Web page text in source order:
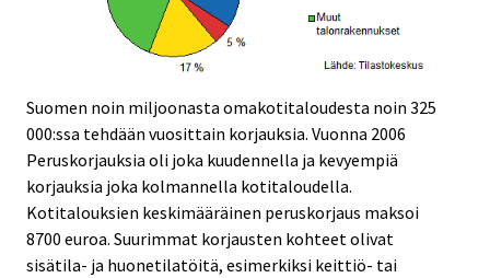
Suomen noin miljoonasta omakotitaloudesta noin 325
000:ssa tehdään vuosittain korjauksia. Vuonna 2006
Peruskorjauksia oli joka kuudennella ja kevyempiä
korjauksia joka kolmannella kotitaloudella.
Kotitalouksien keskimääräinen peruskorjaus maksoi
8700 euroa. Suurimmat korjausten kohteet olivat
sisätila- ja huonetilatöitä, esimerkiksi keittiö- tai